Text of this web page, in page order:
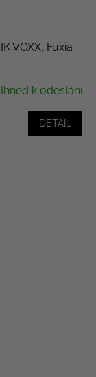
VOXX, Fuxia
Ihned k odeslání
DETAIL